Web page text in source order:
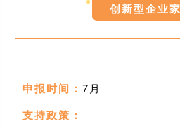
创新型企业
申报时间： 7月
支持政策：